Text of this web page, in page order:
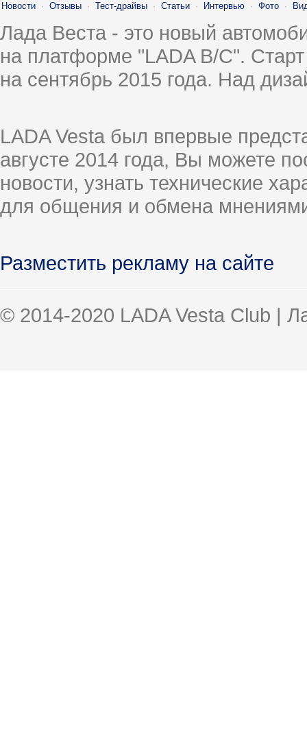
Новости · Отзывы · Тест-драйвы · Статьи · Интервью · Фото ·
Лада Веста - это новый
на платформе "LADA B/C".
на сентябрь 2015 года. Над
LADA Vesta был впервые
августе 2014 года, Вы можете
новости, узнать технические
для общения и обмена
Разместить рекламу на сайте
© 2014-2020 LADA Vesta Club |